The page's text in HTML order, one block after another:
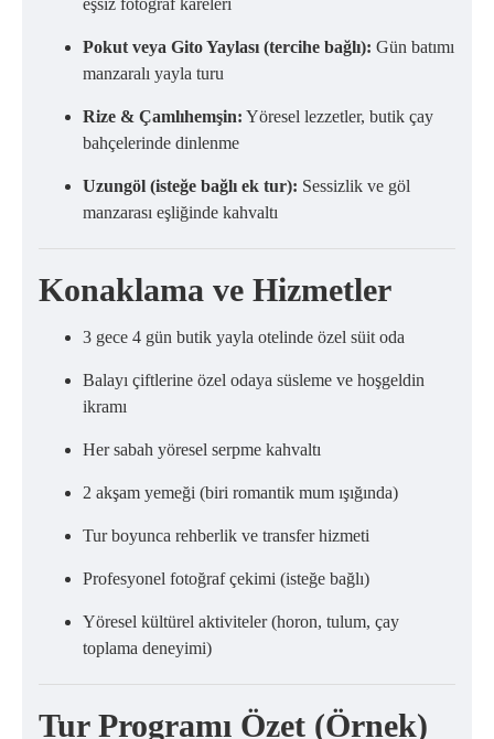
eşsiz fotoğraf kareleri
Pokut veya Gito Yaylası (tercihe bağlı): Gün batımı
manzaralı yayla turu
Rize & Çamlıhemşin: Yöresel lezzetler, butik çay
bahçelerinde dinlenme
Uzungöl (isteğe bağlı ek tur): Sessizlik ve göl
manzarası eşliğinde kahvaltı
Konaklama ve Hizmetler
3 gece 4 gün butik yayla otelinde özel süit oda
Balayı çiftlerine özel odaya süsleme ve hoşgeldin
ikramı
Her sabah yöresel serpme kahvaltı
2 akşam yemeği (biri romantik mum ışığında)
Tur boyunca rehberlik ve transfer hizmeti
Profesyonel fotoğraf çekimi (isteğe bağlı)
Yöresel kültürel aktiviteler (horon, tulum, çay
toplama deneyimi)
Tur Programı Özet (Örnek)